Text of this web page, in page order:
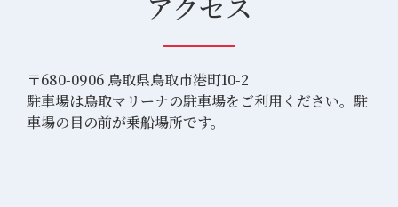
〒680-0906 鳥取県鳥取市港町10-2
駐車場は鳥取マリーナの駐車場をご利用ください。駐
車場の目の前が乗船場所です。